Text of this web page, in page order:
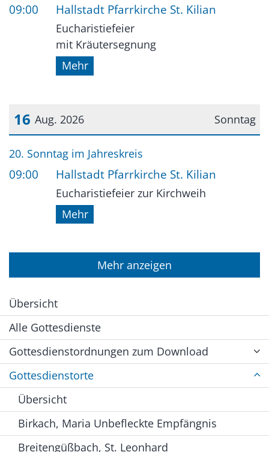
09:00 Hallstadt Pfarrkirche St. Kilian
Eucharistiefeier
mit Kräutersegnung
Mehr
Sonntag
16 Aug. 2026
Datum: 16. August 2026
20. Sonntag im Jahreskreis
09:00 Hallstadt Pfarrkirche St. Kilian
Eucharistiefeier zur Kirchweih
Mehr
Mehr anzeigen
Übersicht
Alle Gottesdienste
Gottesdienstordnungen zum Download
Gottesdienstorte
Übersicht
Birkach, Maria Unbefleckte Empfängnis
Breitengüßbach, St. Leonhard